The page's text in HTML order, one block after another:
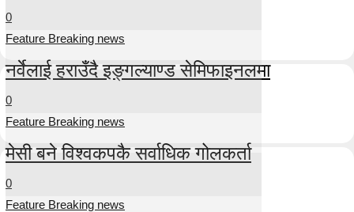
0
Feature Breaking news
नर्वेलाई हराउँदै इङ्गल्याण्ड सेमिफाइनलमा
0
Feature Breaking news
मेसी बने विश्वकपकै सर्वाधिक गोलकर्ता
0
Feature Breaking news